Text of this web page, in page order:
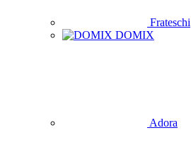
Frateschi
DOMIX
Adora